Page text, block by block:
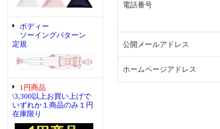
ボディー
ソーイングパターン
定規
1円商品
\3,300以上お買い上げで
いずれか１商品のみ１円
在庫限り
電話番号
公開メールアドレス
ホームページアドレス